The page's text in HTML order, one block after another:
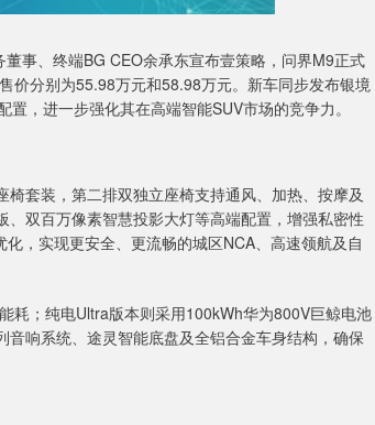
事、终端BG CEO余承东宣布壹策略，问界M9正式
价分别为55.98万元和58.98万元。新车同步发布银境
，进一步强化其在高端智能SUV市场的竞争力。
套装，第二排双独立座椅支持通风、加热、按摩及
双百万像素智慧投影大灯等高端配置，增强私密性
，实现更安全、更流畅的城区NCA、高速领航及自
耗；纯电Ultra版本则采用100kWh华为800V巨鲸电池
响系统、途灵智能底盘及全铝合金车身结构，确保